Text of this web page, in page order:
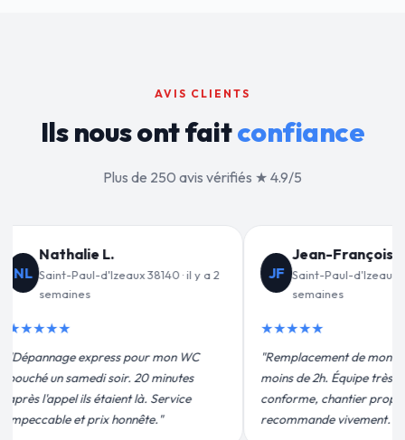
AVIS CLIENTS
Ils nous ont faitconfiance
Plus de 250 avis vérifiés ★ 4.9/5
C.
38140 · il y a 3
mon chauffe-eau en
très pro, devis
propre. Je
VD
Valérie D.
Saint-Paul-d'Izeaux 38140 · il y a 1
"Un grand merci à Sylvain Plombier
pour leur intervention rapide et
efficace. Fuite réparée en 30 min, prix
plus qu'honnête !"